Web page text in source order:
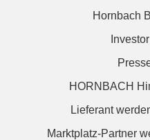
Hornbach
HORNBACH
Lieferant
Marktplatz-Partner